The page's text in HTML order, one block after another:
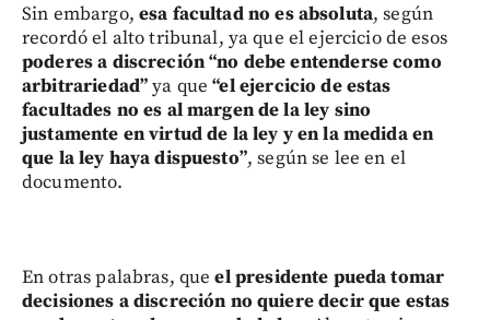
Sin embargo, esa facultad no es absoluta, según
recordó el alto tribunal, ya que el ejercicio de esos
poderes a discreción “no debe entenderse como
arbitrariedad”ya que“el ejercicio de estas
facultades no es al margen de la ley sino
justamente en virtud de la ley y en la medida en
que la ley haya dispuesto”, según se lee en el
documento.
En otras palabras, queel presidente pueda tomar
decisiones a discreción no quiere decir que estas